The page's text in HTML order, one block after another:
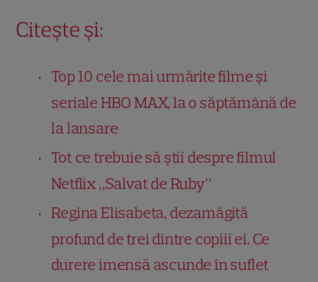
Citește și:
Top 10 cele mai urmărite filme și
seriale HBO MAX, la o săptămână de
la lansare
Tot ce trebuie să știi despre filmul
Netflix „Salvat de Ruby”
Regina Elisabeta, dezamăgită
profund de trei dintre copiii ei. Ce
durere imensă ascunde în suflet